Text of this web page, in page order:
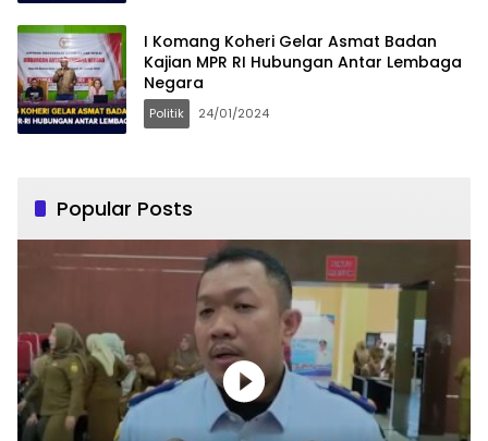
I Komang Koheri Gelar Asmat Badan
Kajian MPR RI Hubungan Antar Lembaga
Negara
Politik 24/01/2024
Popular Posts